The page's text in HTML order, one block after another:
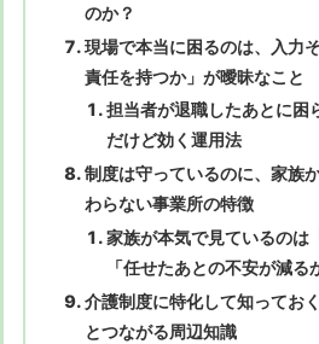
のか？
現場で本当に困るのは、入力
責任を持つか」が曖昧なこと
担当者が退職したあとに困
だけど効く運用法
制度は守っているのに、家族
わらない事業所の特徴
家族が本気で見ているのは
「任せたあとの不安が減る
介護制度に特化して知ってお
とつながる周辺知識